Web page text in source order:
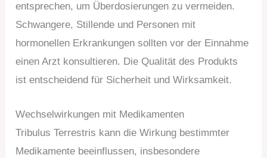
entsprechen, um Überdosierungen zu vermeiden.
Schwangere, Stillende und Personen mit
hormonellen Erkrankungen sollten vor der Einnahme
einen Arzt konsultieren. Die Qualität des Produkts
ist entscheidend für Sicherheit und Wirksamkeit.
Wechselwirkungen mit Medikamenten
Tribulus Terrestris kann die Wirkung bestimmter
Medikamente beeinflussen, insbesondere